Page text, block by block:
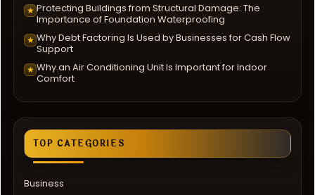
★ Protecting Buildings from Structural Damage: The
Importance of Foundation Waterproofing
★ Why Debt Factoring Is Used by Businesses for Cash Flow
Support
★ Why an Air Conditioning Unit Is Important for Indoor
Comfort
TOP CATEGORIES
Business